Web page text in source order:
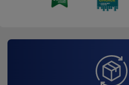
Accessoires